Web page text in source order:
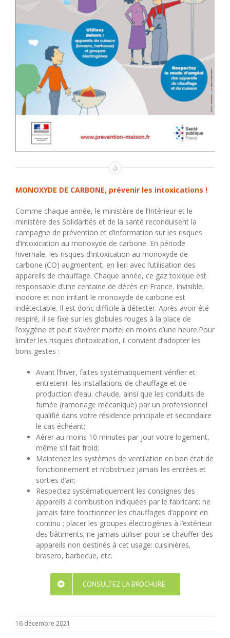
MONOXYDE DE CARBONE, prévenir les intoxications !
Comme chaque année, le ministère de l’Intérieur et le
ministère des Solidarités et de la santé reconduisent la
campagne de prévention et d’information sur les risques
d’intoxication au monoxyde de carbone. En période
hivernale, les risques d’intoxication au monoxyde de
carbone (CO) augmentent, en lien avec l’utilisation des
appareils de chauffage. Chaque année, ce gaz toxique est
responsable d’une centaine de décès en France. Invisible,
inodore et non irritant le monoxyde de carbone est
indétectable. Il est donc difficile à détecter. Après avoir été
respiré, il se fixe sur les globules rouges à la place de
l’oxygène et peut s’avérer mortel en moins d’une heure.Pour
limiter les risques d’intoxication, il convient d’adopter les
bons gestes :
Avant l’hiver, faites systématiquement vérifier et
entretenir. les installations de chauffage et de
production d’eau. chaude, ainsi que les conduits de
fumée (ramonage mécanique) par un professionnel
qualifié dans votre résidence principale et secondaire
le cas échéant;
Aérer au moins 10 minutes par jour votre logement,
même s’il fait froid;
Maintenez les systèmes de ventilation en bon état de
fonctionnement et n’obstruez jamais les entrées et
sorties d’air;
Respectez systématiquement les consignes des
appareils à combustion indiquées par le fabricant: ne
jamais faire fonctionner les chauffages d’appoint en
continu ; placer les groupes électrogènes à l’extérieur
des bâtiments; ne jamais utiliser pour se chauffer des
appareils non destinés à cet usage: cuisinières,
brasero, barbecue, etc.
CONSULTEZ LA BROCHURE
16 décembre 2021